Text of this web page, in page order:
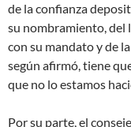
de la confianza
su nombramiento, del
con su mandato y de
según afirmó, tiene
que no lo estamos
Por su parte, el